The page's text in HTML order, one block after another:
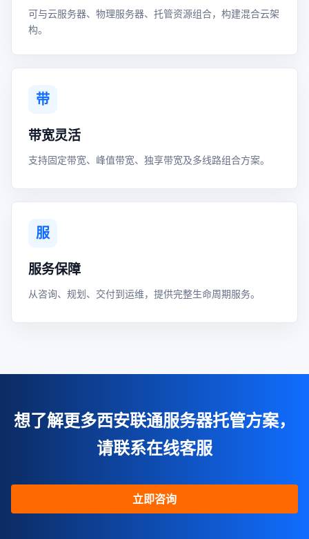
可与云服务器、物理服务器、托管资源组合，构建混合云架
构。
带
带宽灵活
支持固定带宽、峰值带宽、独享带宽及多线路组合方案。
服
服务保障
从咨询、规划、交付到运维，提供完整生命周期服务。
想了解更多西安联通服务器托管方案，
请联系在线客服
立即咨询